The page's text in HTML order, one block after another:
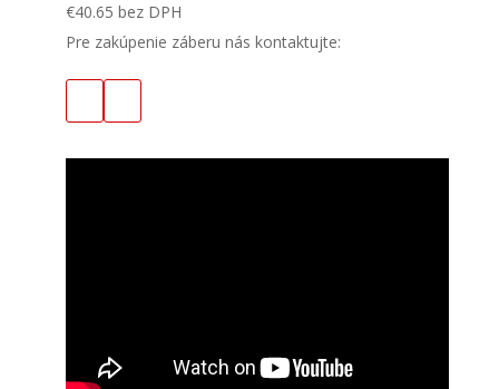
€40.65 bez DPH
Pre zakúpenie záberu nás kontaktujte: